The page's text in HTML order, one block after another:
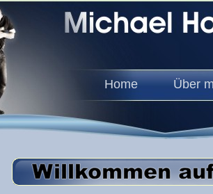
Home Über